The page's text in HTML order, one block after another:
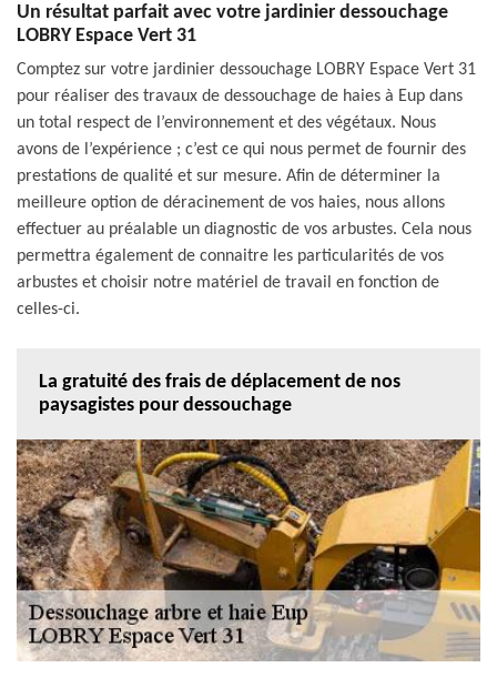
Un résultat parfait avec votre jardinier dessouchage
LOBRY Espace Vert 31
Comptez sur votre jardinier dessouchage LOBRY Espace Vert 31
pour réaliser des travaux de dessouchage de haies à Eup dans
un total respect de l’environnement et des végétaux. Nous
avons de l’expérience ; c’est ce qui nous permet de fournir des
prestations de qualité et sur mesure. Afin de déterminer la
meilleure option de déracinement de vos haies, nous allons
effectuer au préalable un diagnostic de vos arbustes. Cela nous
permettra également de connaitre les particularités de vos
arbustes et choisir notre matériel de travail en fonction de
celles-ci.
La gratuité des frais de déplacement de nos
paysagistes pour dessouchage